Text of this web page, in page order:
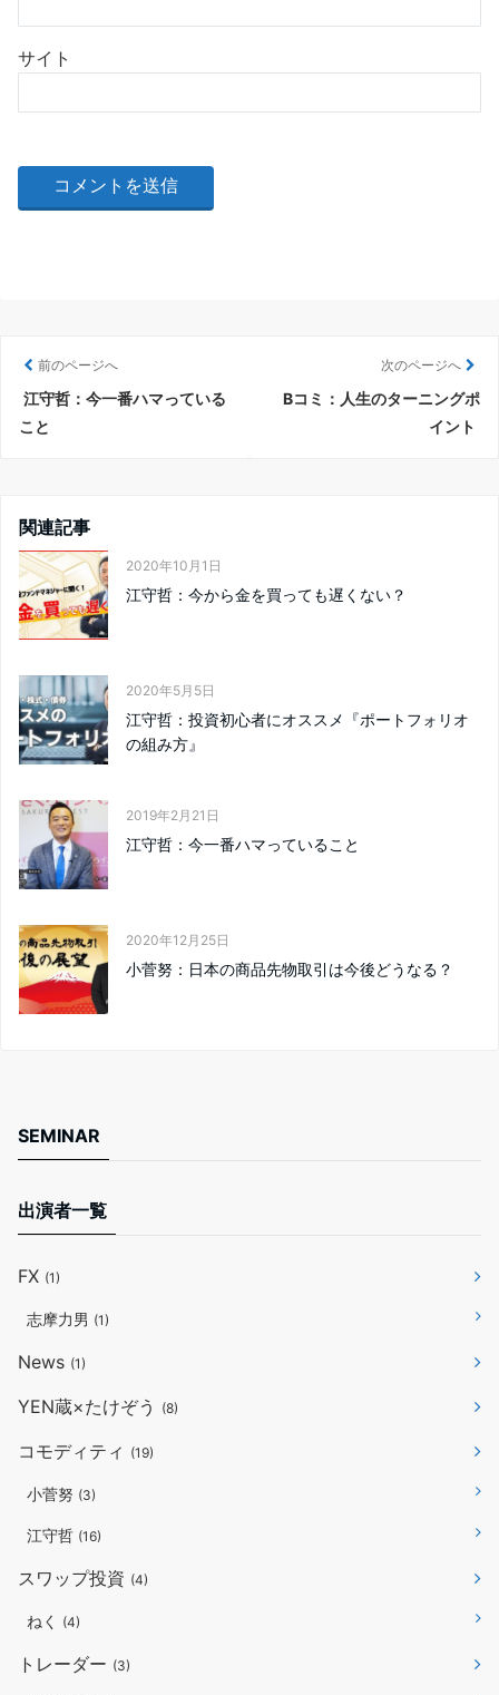
サイト
前のページへ
江守哲：今一番ハマっている
こと
次のページへ
Bコミ：人生のターニングポ
イント
関連記事
2020年10月1日
江守哲：今から金を買っても遅くない？
2020年5月5日
江守哲：投資初心者にオススメ『ポートフォリオ
の組み方』
2019年2月21日
江守哲：今一番ハマっていること
2020年12月25日
小菅努：日本の商品先物取引は今後どうなる？
SEMINAR
出演者一覧
FX (1)
志摩力男 (1)
News (1)
YEN蔵×たけぞう (8)
コモディティ (19)
小菅努 (3)
江守哲 (16)
スワップ投資 (4)
ねく (4)
トレーダー (3)